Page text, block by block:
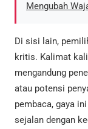
Mengubah
Di sisi lain,
kritis. Kalimat
mengandung
atau potensi
pembaca, gaya
sejalan dengan